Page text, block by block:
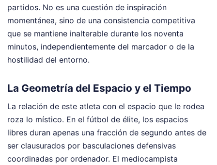
partidos. No es una cuestión de inspiración
momentánea, sino de una consistencia competitiva
que se mantiene inalterable durante los noventa
minutos, independientemente del marcador o de la
hostilidad del entorno.
La Geometría del Espacio y el Tiempo
La relación de este atleta con el espacio que le rodea
roza lo místico. En el fútbol de élite, los espacios
libres duran apenas una fracción de segundo antes de
ser clausurados por basculaciones defensivas
coordinadas por ordenador. El mediocampista